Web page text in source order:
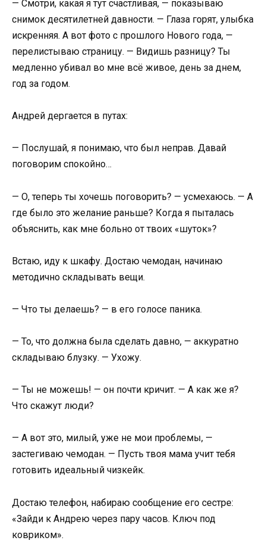
— Смотри, какая я тут счастливая, — показываю
снимок десятилетней давности. — Глаза горят, улыбка
искренняя. А вот фото с прошлого Нового года, —
перелистываю страницу. — Видишь разницу? Ты
медленно убивал во мне всё живое, день за днем,
год за годом.
Андрей дергается в путах:
— Послушай, я понимаю, что был неправ. Давай
поговорим спокойно…
— О, теперь ты хочешь поговорить? — усмехаюсь. — А
где было это желание раньше? Когда я пыталась
объяснить, как мне больно от твоих «шуток»?
Встаю, иду к шкафу. Достаю чемодан, начинаю
методично складывать вещи.
— Что ты делаешь? — в его голосе паника.
— То, что должна была сделать давно, — аккуратно
складываю блузку. — Ухожу.
— Ты не можешь! — он почти кричит. — А как же я?
Что скажут люди?
— А вот это, милый, уже не мои проблемы, —
застегиваю чемодан. — Пусть твоя мама учит тебя
готовить идеальный чизкейк.
Достаю телефон, набираю сообщение его сестре:
«Зайди к Андрею через пару часов. Ключ под
ковриком».